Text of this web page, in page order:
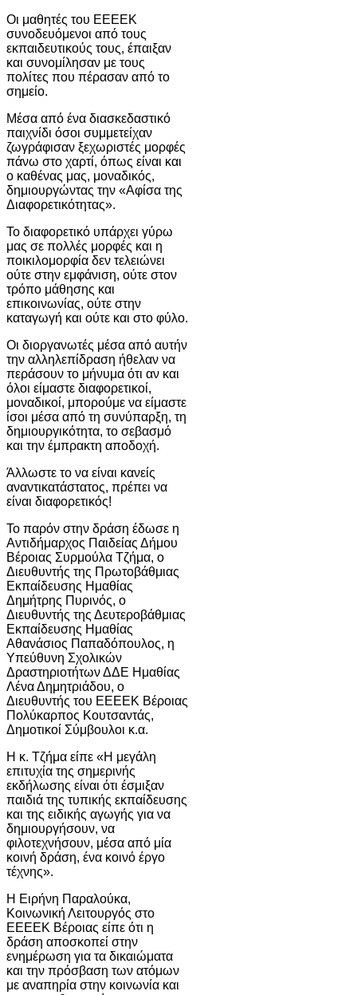
Οι μαθητές του ΕΕΕΕΚ
συνοδευόμενοι από τους
εκπαιδευτικούς τους, έπαιξαν
και συνομίλησαν με τους
πολίτες που πέρασαν από το
σημείο.
Μέσα από ένα διασκεδαστικό
παιχνίδι όσοι συμμετείχαν
ζωγράφισαν ξεχωριστές μορφές
πάνω στο χαρτί, όπως είναι και
ο καθένας μας, μοναδικός,
δημιουργώντας την «Αφίσα της
Διαφορετικότητας».
Το διαφορετικό υπάρχει γύρω
μας σε πολλές μορφές και η
ποικιλομορφία δεν τελειώνει
ούτε στην εμφάνιση, ούτε στον
τρόπο μάθησης και
επικοινωνίας, ούτε στην
καταγωγή και ούτε και στο φύλο.
Οι διοργανωτές μέσα από αυτήν
την αλληλεπίδραση ήθελαν να
περάσουν το μήνυμα ότι αν και
όλοι είμαστε διαφορετικοί,
μοναδικοί, μπορούμε να είμαστε
ίσοι μέσα από τη συνύπαρξη, τη
δημιουργικότητα, το σεβασμό
και την έμπρακτη αποδοχή.
Άλλωστε το να είναι κανείς
αναντικατάστατος, πρέπει να
είναι διαφορετικός!
Το παρόν στην δράση έδωσε η
Αντιδήμαρχος Παιδείας Δήμου
Βέροιας Συρμούλα Τζήμα, ο
Διευθυντής της Πρωτοβάθμιας
Εκπαίδευσης Ημαθίας
Δημήτρης Πυρινός, ο
Διευθυντής της Δευτεροβάθμιας
Εκπαίδευσης Ημαθίας
Αθανάσιος Παπαδόπουλος, η
Υπεύθυνη Σχολικών
Δραστηριοτήτων ΔΔΕ Ημαθίας
Λένα Δημητριάδου, ο
Διευθυντής του ΕΕΕΕΚ Βέροιας
Πολύκαρπος Κουτσαντάς,
Δημοτικοί Σύμβουλοι κ.α.
Η κ. Τζήμα είπε «Η μεγάλη
επιτυχία της σημερινής
εκδήλωσης είναι ότι έσμιξαν
παιδιά της τυπικής εκπαίδευσης
και της ειδικής αγωγής για να
δημιουργήσουν, να
φιλοτεχνήσουν, μέσα από μία
κοινή δράση, ένα κοινό έργο
τέχνης».
Η Ειρήνη Παραλούκα,
Κοινωνική Λειτουργός στο
ΕΕΕΕΚ Βέροιας είπε ότι η
δράση αποσκοπεί στην
ενημέρωση για τα δικαιώματα
και την πρόσβαση των ατόμων
με αναπηρία στην κοινωνία και